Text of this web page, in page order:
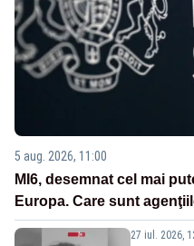
5 aug. 2026, 11:00
MI6, desemnat cel mai
Europa. Care sunt
27 iul. 2026,